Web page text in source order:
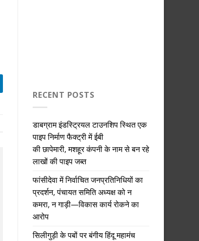
RECENT POSTS
डाबग्राम इंडस्ट्रियल टाउनशिप स्थित एक
पाइप निर्माण फैक्ट्री में ईबी
की छापेमारी, मशहूर कंपनी के नाम से बन रहे
लाखों की पाइप जब्त
फांसीदेवा में निर्वाचित जनप्रतिनिधियों का
प्रदर्शन, पंचायत समिति अध्यक्ष को न
कमरा, न गाड़ी—विकास कार्य रोकने का
आरोप
सिलीगुड़ी के पबों पर बंगीय हिंदू महामंच